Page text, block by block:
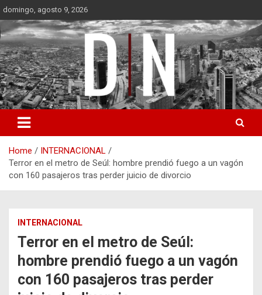
Skip
to
content
domingo, agosto 9, 2026
Diámetro Noticias
Home
INTERNACIONAL
Terror en el metro de Seúl: hombre prendió fuego a un vagón
con 160 pasajeros tras perder juicio de divorcio
INTERNACIONAL
Terror en el metro de Seúl:
hombre prendió fuego a un vagón
con 160 pasajeros tras perder